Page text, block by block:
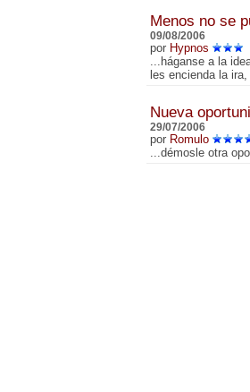
Menos no se
09/08/2006
por Hypnos
...háganse a la
les encienda la
Nueva
29/07/2006
por Romulo
...démosle otra